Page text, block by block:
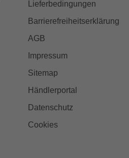
Lieferbedingungen
Barrierefreiheitserklärung
AGB
Impressum
Sitemap
Händlerportal
Datenschutz
Cookies